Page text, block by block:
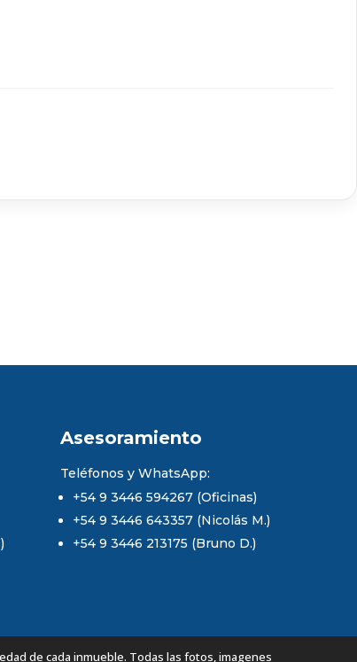
Asesoramiento
Teléfonos y WhatsApp:
+54 9 3446 594267 (Oficinas)
+54 9 3446 643357 (Nicolás M.)
+54 9 3446 213175 (Bruno D.)
de cada inmueble. Todas las fotos, imagenes